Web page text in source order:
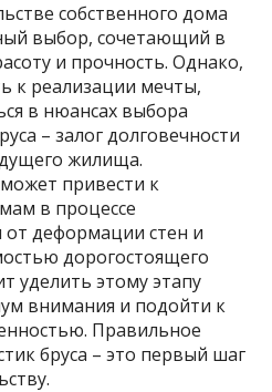
собственного дома
выбор, сочетающий в
и прочность. Однако,
к реализации мечты,
в нюансах выбора
– залог долговечности
жилища.
привести к
в процессе
от деформации стен и
дорогостоящего
уделить этому этапу
внимания и подойти к
Правильное
бруса – это первый шаг